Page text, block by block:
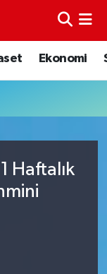
Ekonomi
Haftalık
Fikstür